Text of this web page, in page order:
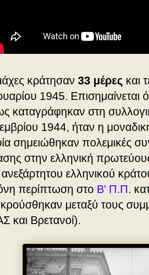
κράτησαν 33 μέρες και
1945. Επισημαίνεται
καταγράφηκαν στη
1944, ήταν η
σημειώθηκαν πολεμικές
στην ελληνική
ελληνικού
περίπτωση στο Β' Π.Π.
μεταξύ τους
και Βρετανοί).